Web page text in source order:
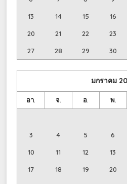
13 14 15 16
20 21 22 23
27 28 29 30
มกราคม
อา. จ. อ. พ.
3 4 5 6
10 11 12 13
17 18 19 20